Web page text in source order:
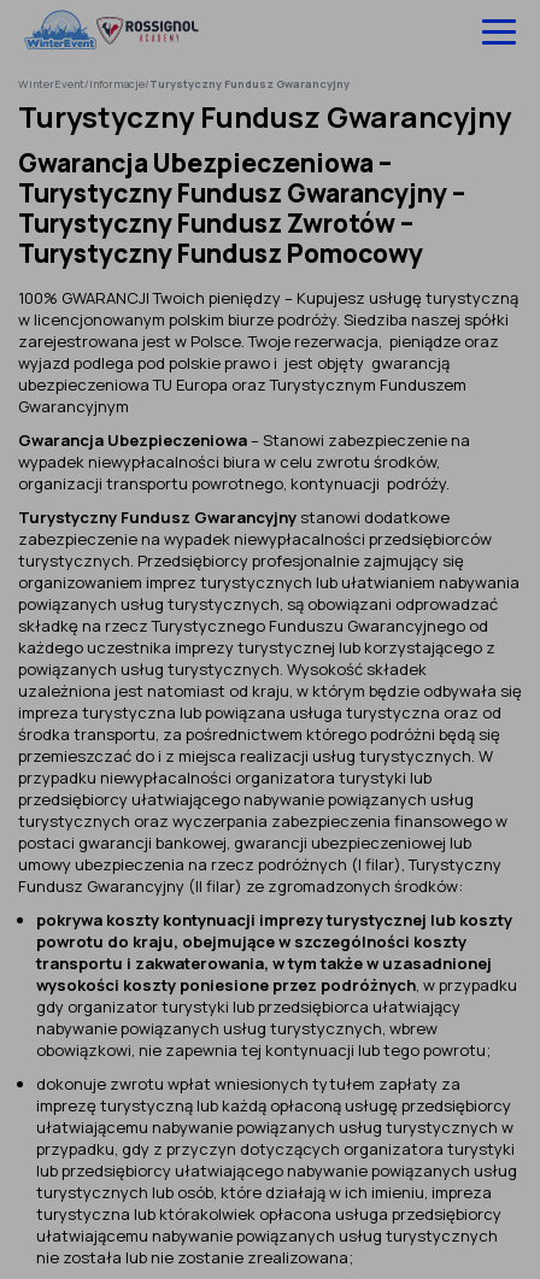
treści
Wyjazdy na narty
Hotele
Szkolenia
Ubezpieczenie
O nas
Infolinia:52 307 66 88
Zaloguj się
WinterEvent/Informacje/Turystyczny Fundusz Gwarancyjny
Turystyczny Fundusz Gwarancyjny
Gwarancja Ubezpieczeniowa –
Turystyczny Fundusz Gwarancyjny –
Turystyczny Fundusz Zwrotów –
Turystyczny Fundusz Pomocowy
100% GWARANCJI Twoich pieniędzy – Kupujesz usługę turystyczną
w licencjonowanym polskim biurze podróży. Siedziba naszej spółki
zarejestrowana jest w Polsce. Twoje rezerwacja, pieniądze oraz
wyjazd podlega pod polskie prawo i jest objęty gwarancją
ubezpieczeniowa TU Europa oraz Turystycznym Funduszem
Gwarancyjnym
Gwarancja Ubezpieczeniowa– Stanowi zabezpieczenie na
wypadek niewypłacalności biura w celu zwrotu środków,
organizacji transportu powrotnego, kontynuacji podróży.
Turystyczny Fundusz Gwarancyjny stanowi dodatkowe
zabezpieczenie na wypadek niewypłacalności przedsiębiorców
turystycznych. Przedsiębiorcy profesjonalnie zajmujący się
organizowaniem imprez turystycznych lub ułatwianiem nabywania
powiązanych usług turystycznych, są obowiązani odprowadzać
składkę na rzecz Turystycznego Funduszu Gwarancyjnego od
każdego uczestnika imprezy turystycznej lub korzystającego z
powiązanych usług turystycznych. Wysokość składek
uzależniona jest natomiast od kraju, w którym będzie odbywała się
impreza turystyczna lub powiązana usługa turystyczna oraz od
środka transportu, za pośrednictwem którego podróżni będą się
przemieszczać do i z miejsca realizacji usług turystycznych. W
przypadku niewypłacalności organizatora turystyki lub
przedsiębiorcy ułatwiającego nabywanie powiązanych usług
turystycznych oraz wyczerpania zabezpieczenia finansowego w
postaci gwarancji bankowej, gwarancji ubezpieczeniowej lub
umowy ubezpieczenia na rzecz podróżnych (I filar), Turystyczny
Fundusz Gwarancyjny (II filar) ze zgromadzonych środków:
pokrywa koszty kontynuacji imprezy turystycznej lub koszty
powrotu do kraju, obejmujące w szczególności koszty
transportu i zakwaterowania, w tym także w uzasadnionej
wysokości koszty poniesione przez podróżnych, w przypadku
gdy organizator turystyki lub przedsiębiorca ułatwiający
nabywanie powiązanych usług turystycznych, wbrew
obowiązkowi, nie zapewnia tej kontynuacji lub tego powrotu;
dokonuje zwrotu wpłat wniesionych tytułem zapłaty za
imprezę turystyczną lub każdą opłaconą usługę przedsiębiorcy
ułatwiającemu nabywanie powiązanych usług turystycznych w
przypadku, gdy z przyczyn dotyczących organizatora turystyki
lub przedsiębiorcy ułatwiającego nabywanie powiązanych usług
turystycznych lub osób, które działają w ich imieniu, impreza
turystyczna lub którakolwiek opłacona usługa przedsiębiorcy
ułatwiającemu nabywanie powiązanych usług turystycznych
nie została lub nie zostanie zrealizowana;